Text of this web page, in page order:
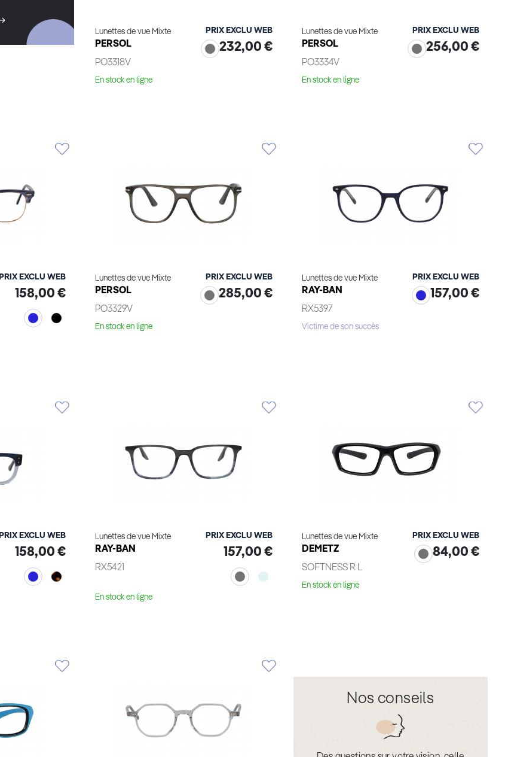
Lunettes de vue Mixte
PERSOL
PO3318V
PRIX EXCLU WEB
232,00 €
En stock en ligne
Lunettes de vue Mixte
PERSOL
PO3334V
PRIX EXCLU WEB
256,00 €
En stock en ligne
PRIX EXCLU WEB
158,00 €
Lunettes de vue Mixte
PERSOL
PO3329V
PRIX EXCLU WEB
285,00 €
En stock en ligne
Lunettes de vue Mixte
RAY-BAN
RX5397
PRIX EXCLU WEB
157,00 €
Victime de son succès
PRIX EXCLU WEB
158,00 €
Lunettes de vue Mixte
RAY-BAN
RX5421
PRIX EXCLU WEB
157,00 €
En stock en ligne
Lunettes de vue Mixte
DEMETZ
SOFTNESS R L
PRIX EXCLU WEB
84,00 €
En stock en ligne
Nos conseils